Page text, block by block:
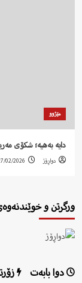
مێژوو
دایە بەهیە؛ شکۆی
دواڕۆژ 02/2026
ورگرتن و
دوا بابەت